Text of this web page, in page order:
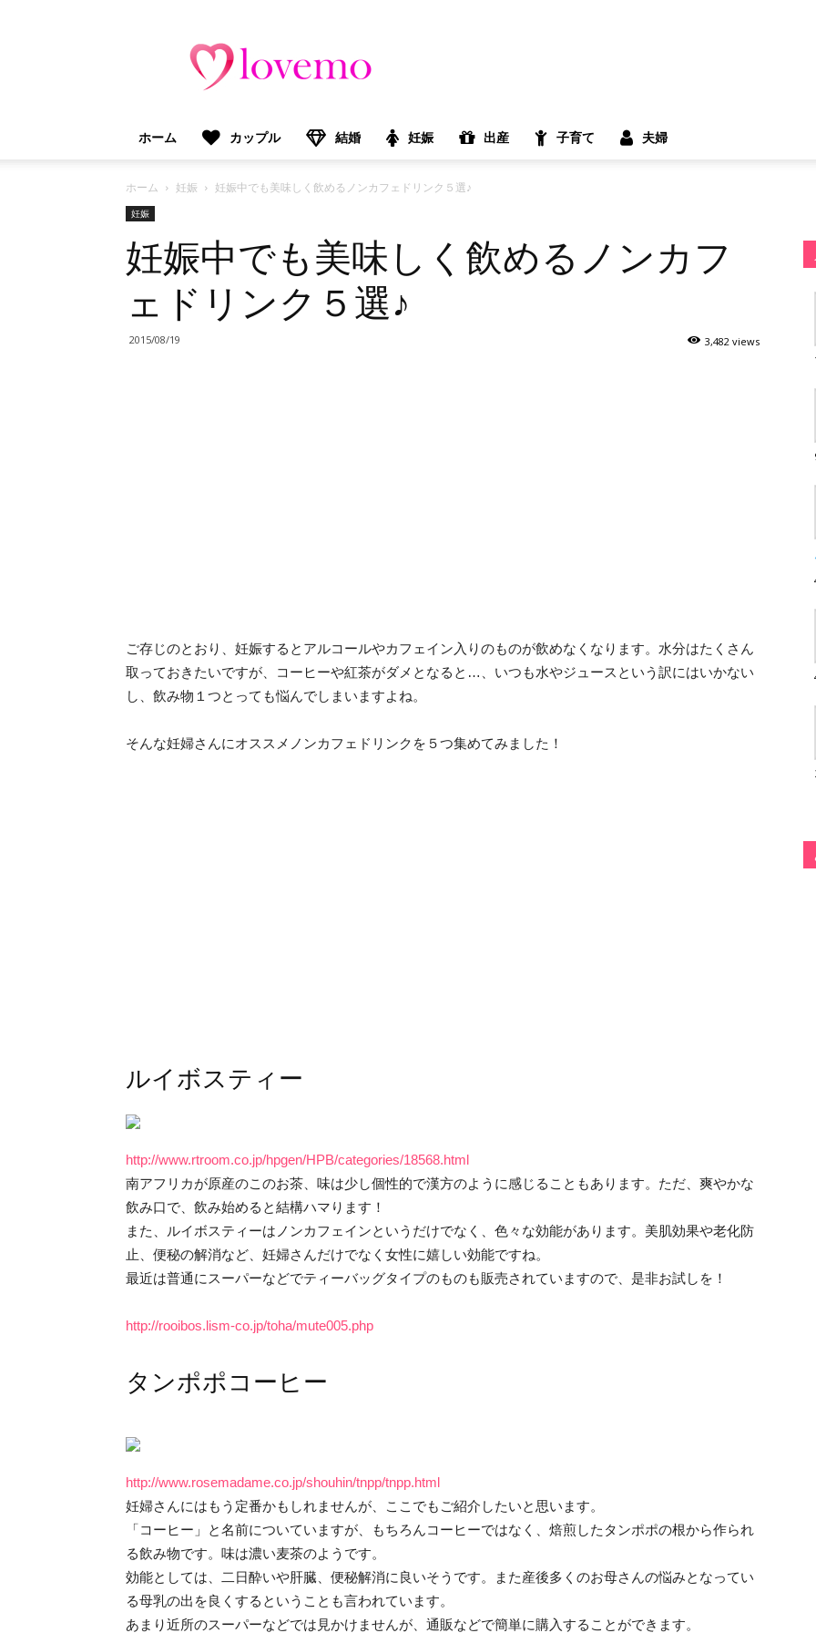
モ）：
プ
マ
け
情
メ
デ
ィ
ホーム カップル 結婚 妊娠 出産 子育て 夫婦
ホーム 妊娠 妊娠中でも美味しく飲めるノンカフェドリンク５選♪
妊娠
妊娠中でも美味しく飲めるノンカフ
ェドリンク５選♪
2015/08/19 3,482 views
ご存じのとおり、妊娠するとアルコールやカフェイン入りのものが飲めなくなります。水分はたくさん
取っておきたいですが、コーヒーや紅茶がダメとなると…、いつも水やジュースという訳にはいかない
し、飲み物１つとっても悩んでしまいますよね。
そんな妊婦さんにオススメノンカフェドリンクを５つ集めてみました！
ルイボスティー
http://www.rtroom.co.jp/hpgen/HPB/categories/18568.html
南アフリカが原産のこのお茶、味は少し個性的で漢方のように感じることもあります。ただ、爽やかな
飲み口で、飲み始めると結構ハマります！
また、ルイボスティーはノンカフェインというだけでなく、色々な効能があります。美肌効果や老化防
止、便秘の解消など、妊婦さんだけでなく女性に嬉しい効能ですね。
最近は普通にスーパーなどでティーバッグタイプのものも販売されていますので、是非お試しを！
http://rooibos.lism-co.jp/toha/mute005.php
タンポポコーヒー
http://www.rosemadame.co.jp/shouhin/tnpp/tnpp.html
妊婦さんにはもう定番かもしれませんが、ここでもご紹介したいと思います。
「コーヒー」と名前についていますが、もちろんコーヒーではなく、焙煎したタンポポの根から作られ
る飲み物です。味は濃い麦茶のようです。
効能としては、二日酔いや肝臓、便秘解消に良いそうです。また産後多くのお母さんの悩みとなってい
る母乳の出を良くするということも言われています。
あまり近所のスーパーなどでは見かけませんが、通販などで簡単に購入することができます。